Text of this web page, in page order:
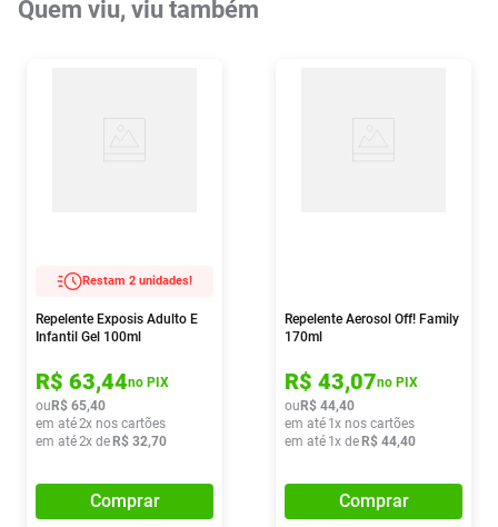
Quem viu, viu também
Restam 2 unidades!
Repelente Exposis Adulto E
Infantil Gel 100ml
R$ 63,44no PIX
ou R$ 65,40
em até2x nos cartões
em até2x de R$ 32,70
Comprar
Repelente Aerosol Off! Family
170ml
R$ 43,07no PIX
ou R$ 44,40
em até 1x nos cartões
em até 1x de R$ 44,40
Comprar